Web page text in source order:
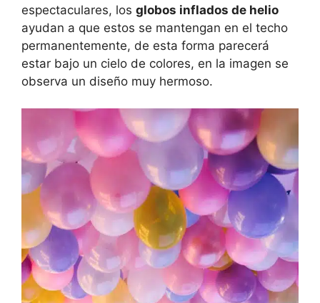
espectaculares, los globos inflados de helio
ayudan a que estos se mantengan en el techo
permanentemente, de esta forma parecerá
estar bajo un cielo de colores, en la imagen se
observa un diseño muy hermoso.